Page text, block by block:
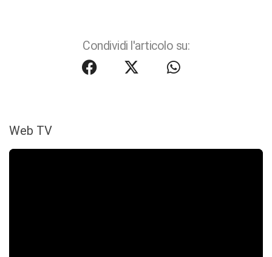
Condividi l'articolo su:
Web TV